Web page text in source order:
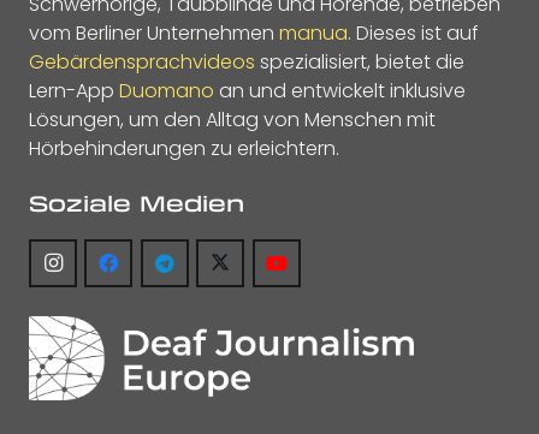
vom Berliner Unternehmen manua. Dieses ist auf
Gebärdensprachvideos spezialisiert, bietet die
Lern-App Duomano an und entwickelt inklusive
Lösungen, um den Alltag von Menschen mit
Hörbehinderungen zu erleichtern.
Soziale Medien